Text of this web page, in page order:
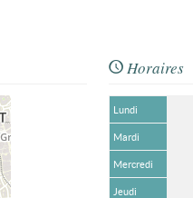
Horaires
Lundi
Mardi
Mercredi
Jeudi